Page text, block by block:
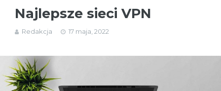
Najlepsze sieci VPN
Redakcja 17 maja, 2022